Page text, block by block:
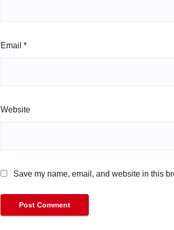
Email *
Website
Save my name, email, and website in this